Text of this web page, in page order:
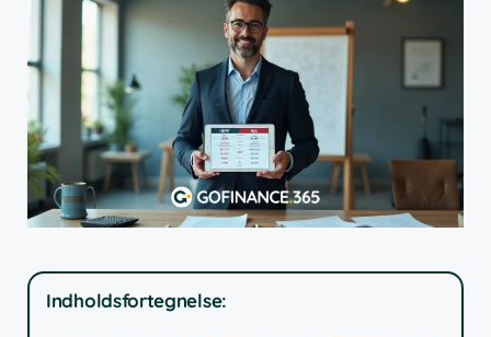
Indholdsfortegnelse: